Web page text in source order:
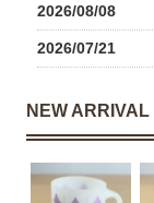
2026/08/08
2026/07/21
NEW ARRIVAL